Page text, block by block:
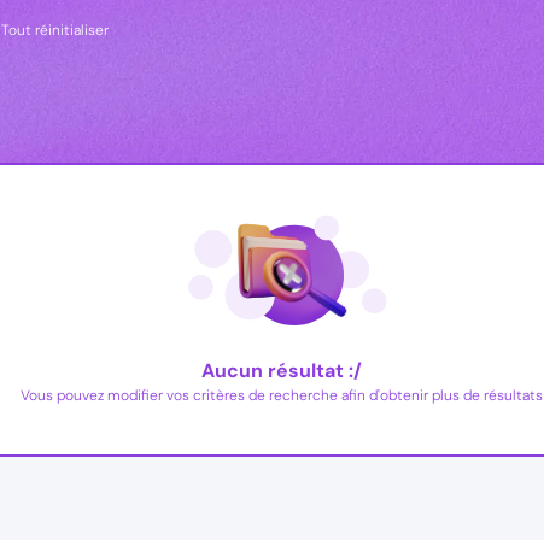
Tout réinitialiser
Aucun résultat :/
Vous pouvez modifier vos critères de recherche afin d'obtenir plus de résultats